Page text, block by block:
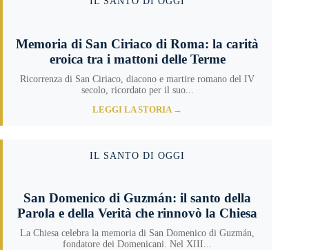
Memoria di San Ciriaco di Roma: la carità
eroica tra i mattoni delle Terme
Ricorrenza di San Ciriaco, diacono e martire romano del IV
secolo, ricordato per il suo...
LEGGI LA STORIA →
IL SANTO DI OGGI
San Domenico di Guzmán: il santo della
Parola e della Verità che rinnovò la Chiesa
La Chiesa celebra la memoria di San Domenico di Guzmán,
fondatore dei Domenicani. Nel XIII...